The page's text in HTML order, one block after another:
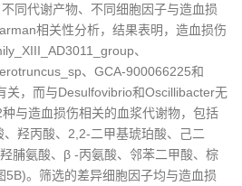
同代谢产物、不同细胞因子与造血损
相关性分析，结果表明，造血损伤
、
、GCA-900066225和
关，而与Desulfovibrio和Oscillibacter无
与造血损伤相关的血浆代谢物，包括
羟丙酸、2,2-二甲基琥珀酸、己二
脯氨酸、β -丙氨酸、邻苯二甲酸、棕
。筛选的差异细胞因子均与造血损